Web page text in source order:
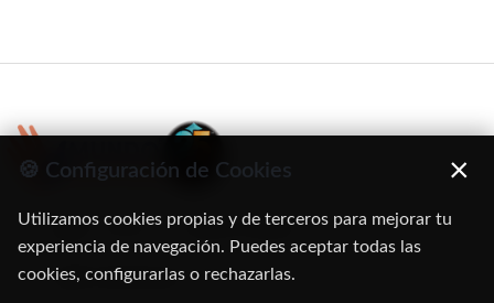
C/ Oruro, 11. 28016 Madrid
91 345 06 26
🍪 Configuración de Cookies ×
Utilizamos cookies propias y de terceros para mejorar tu
experiencia de navegación. Puedes aceptar todas las
cookies, configurarlas o rechazarlas.